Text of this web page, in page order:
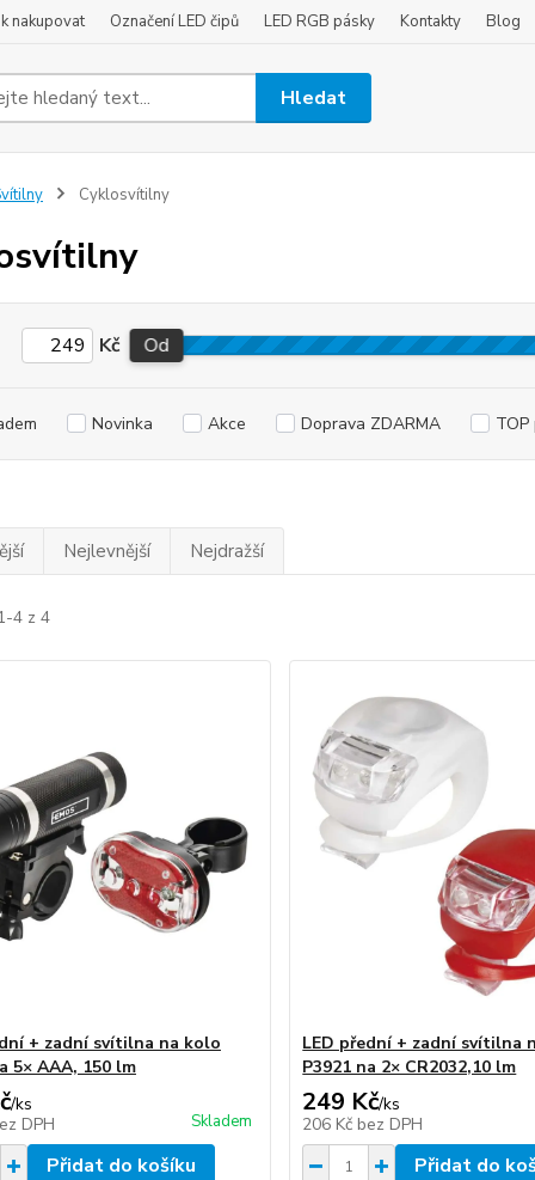
nakupovat Označení LED čipů LED RGB pásky Kontakty Blog
Hledat
Cyklosvítilny
Kč Od
Novinka Akce Doprava ZDARMA
Nejlevnější Nejdražší
4 z 4
+ zadní svítilna na kolo
5× AAA, 150 lm
/ks
DPH
Skladem
Přidat do košíku
LED přední + zadní svítilna
P3921 na 2× CR2032,10 lm
249 Kč/ks
206 Kč bez DPH
Přidat do